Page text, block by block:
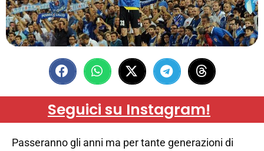
Seguici su Instagram!
Passeranno gli anni ma per tante generazioni di